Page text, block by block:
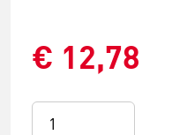
€ 12,78